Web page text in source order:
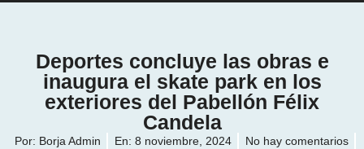
Deportes concluye las obras e
inaugura el skate park en los
exteriores del Pabellón Félix
Candela
Por: Borja Admin En: 8 noviembre, 2024
No hay comentarios